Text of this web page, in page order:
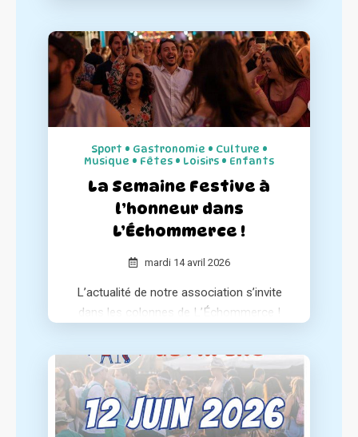
positive de votre région, a consacré un
article à notre association au sein de ses
différentes éditions.
Sport • Gastronomie • Culture •
Musique • Fêtes • Loisirs • Enfants
La Semaine Festive à
l’honneur dans
L’Échommerce !
mardi 14 avril 2026
L’actualité de notre association s’invite
dans les colonnes de L’Échommerce !
complet de notre concept et de notre
engagement pour le dynamisme des
centres-villes.